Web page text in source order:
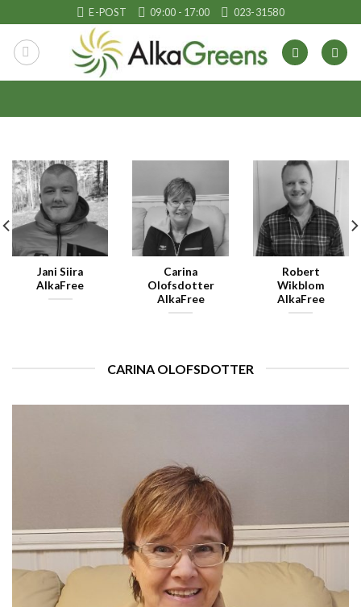
content
E-POST 09:00 - 17:00 023-31580
Jani Siira
AlkaFree
Carina
Olofsdotter
AlkaFree
Robert
Wikblom
AlkaFree
CARINA OLOFSDOTTER